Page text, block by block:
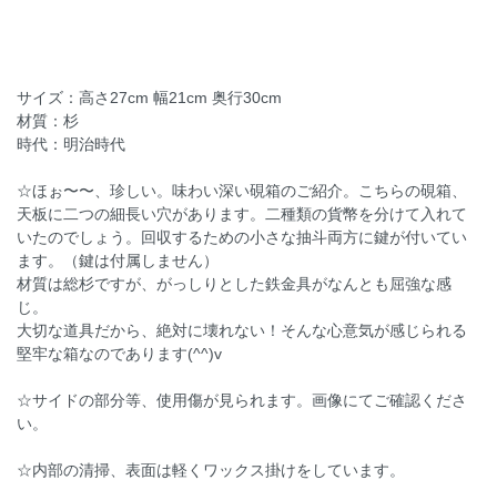
サイズ：高さ27cm 幅21cm 奥行30cm
材質：杉
時代：明治時代
☆ほぉ〜〜、珍しい。味わい深い硯箱のご紹介。こちらの硯箱、
天板に二つの細長い穴があります。二種類の貨幣を分けて入れて
いたのでしょう。回収するための小さな抽斗両方に鍵が付いてい
ます。（鍵は付属しません）
材質は総杉ですが、がっしりとした鉄金具がなんとも屈強な感
じ。
大切な道具だから、絶対に壊れない！そんな心意気が感じられる
堅牢な箱なのであります(^^)v
☆サイドの部分等、使用傷が見られます。画像にてご確認くださ
い。
☆内部の清掃、表面は軽くワックス掛けをしています。